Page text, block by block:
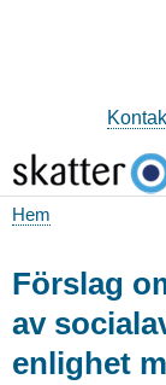
Hem
Förslag
av
enlighet